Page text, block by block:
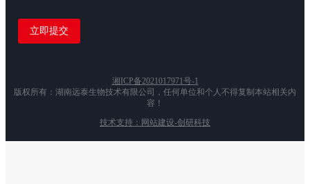
湘ICP备2021017971号-1
版权所有：湖南远泰生物技术有限公司，任何单位和个人不得复制本站相关内
容！
技术支持：网站建设-创研科技